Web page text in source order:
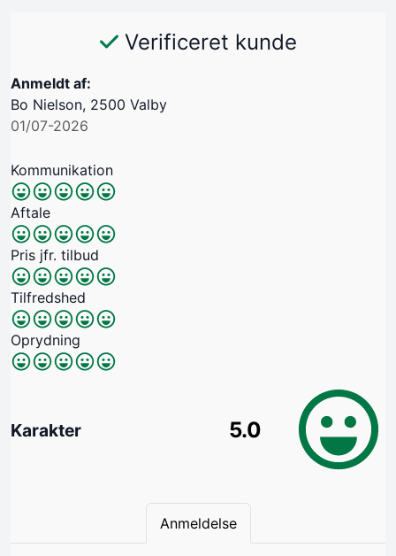
Verificeret kunde
Anmeldt af:
Bo Nielson, 2500 Valby
01/07-2026
Kommunikation
Aftale
Pris jfr. tilbud
Tilfredshed
Oprydning
Karakter 5.0
Anmeldelse